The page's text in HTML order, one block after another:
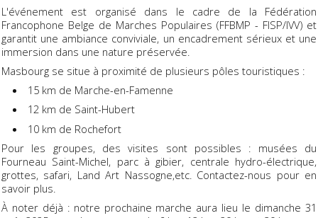
L'événement est organisé dans le cadre de la Fédération
Francophone Belge de Marches Populaires (FFBMP - FISP/IVV) et
garantit une ambiance conviviale, un encadrement sérieux et une
immersion dans une nature préservée.
Masbourg se situe à proximité de plusieurs pôles touristiques :
15 km de Marche-en-Famenne
12 km de Saint-Hubert
10 km de Rochefort
Pour les groupes, des visites sont possibles : musées du
Fourneau Saint-Michel, parc à gibier, centrale hydro-électrique,
grottes, safari, Land Art Nassogne,etc. Contactez-nous pour en
savoir plus.
À noter déjà : notre prochaine marche aura lieu le dimanche 31